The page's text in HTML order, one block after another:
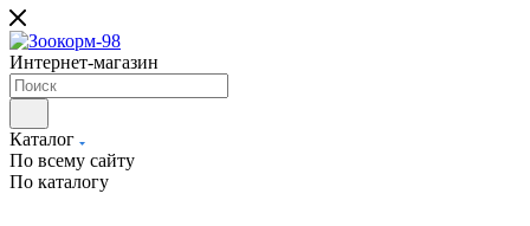
Интернет-магазин
Каталог
По всему сайту
По каталогу